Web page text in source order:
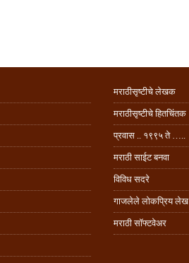
मराठीसृष्टीचे लेखक
मराठीसृष्टीचे हितचिंतक
प्रवास .. १९९५ ते …..
मराठी साईट बनवा
विविध सदरे
गाजलेले लोकप्रिय लेख
मराठी सॉफ्टवेअर